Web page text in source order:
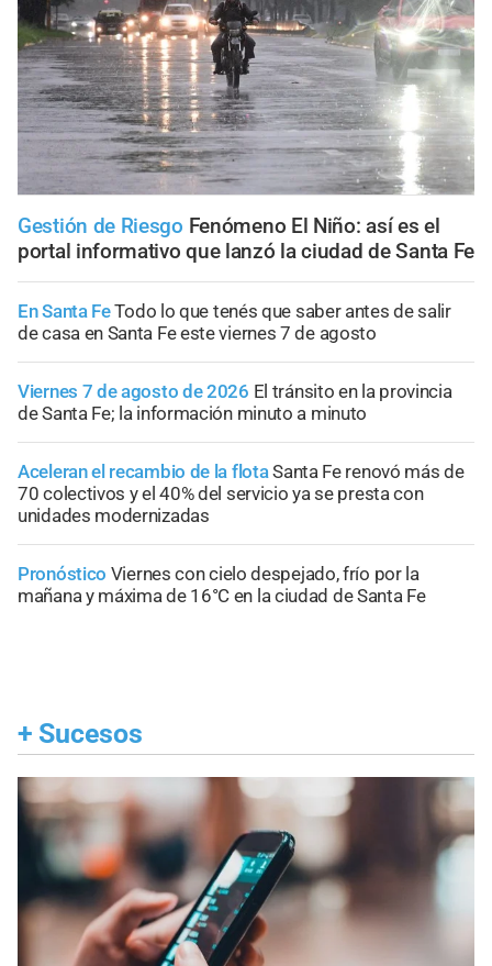
Gestión de Riesgo Fenómeno El Niño: así es el
portal informativo que lanzó la ciudad de Santa Fe
En Santa FeTodo lo que tenés que saber antes de salir
de casa en Santa Fe este viernes 7 de agosto
Viernes 7 de agosto de 2026 El tránsito en la provincia
de Santa Fe; la información minuto a minuto
Aceleran el recambio de la flotaSanta Fe renovó más de
70 colectivos y el 40% del servicio ya se presta con
unidades modernizadas
Pronóstico Viernes con cielo despejado, frío por la
mañana y máxima de 16°C en la ciudad de Santa Fe
+ Sucesos